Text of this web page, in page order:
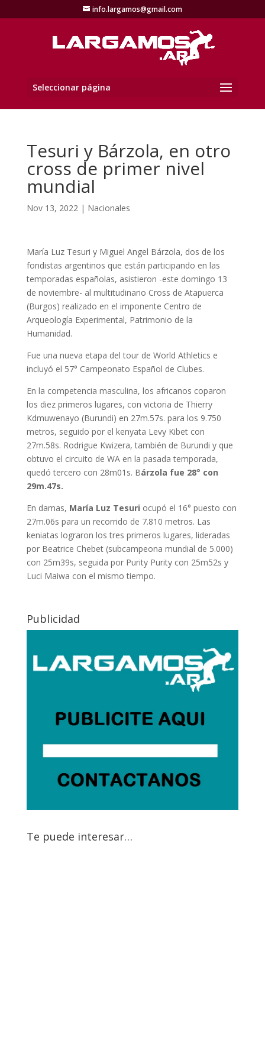
info.largamos@gmail.com
Seleccionar página
Tesuri y Bárzola, en otro
cross de primer nivel
mundial
Nov 13, 2022| Nacionales
María Luz Tesuri y Miguel Angel Bárzola, dos de los
fondistas argentinos que están participando en las
temporadas españolas, asistieron -este domingo 13
de noviembre- al multitudinario Cross de Atapuerca
(Burgos) realizado en el imponente Centro de
Arqueología Experimental, Patrimonio de la
Humanidad.
Fue una nueva etapa del tour de World Athletics e
incluyó el 57° Campeonato Español de Clubes.
En la competencia masculina, los africanos coparon
los diez primeros lugares, con victoria de Thierry
Kdmuwenayo (Burundi) en 27m.57s. para los 9.750
metros, seguido por el kenyata Levy Kibet con
27m.58s. Rodrigue Kwizera, también de Burundi y que
obtuvo el circuito de WA en la pasada temporada,
quedó tercero con 28m01s. Bárzola fue 28° con
29m.47s.
En damas, María Luz Tesuri ocupó el 16° puesto con
27m.06s para un recorrido de 7.810 metros. Las
keniatas lograron los tres primeros lugares, lideradas
por Beatrice Chebet (subcampeona mundial de 5.000)
con 25m39s, seguida por Purity Purity con 25m52s y
Luci Maiwa con el mismo tiempo.
Publicidad
Te puede interesar…